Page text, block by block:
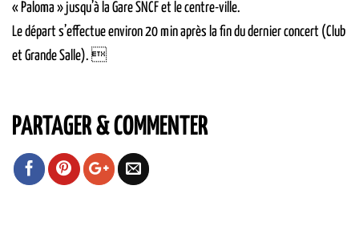
« Paloma » jusqu’à la Gare SNCF et le centre-ville.
Le départ s’effectue environ 20 min après la fin du dernier concert (Club
et Grande Salle). 
PARTAGER & COMMENTER